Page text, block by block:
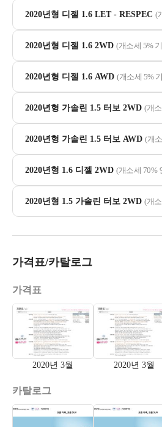
2020년형 디젤 1.6 LET - RESPEC (
2020년형 디젤 1.6 2WD (개소세 5%
2020년형 디젤 1.6 AWD (개소세 5%
2020년형 가솔린 1.5 터보 2WD (개
2020년형 가솔린 1.5 터보 AWD (개
2020년형 1.6 디젤 2WD (개소세 70%
2020년형 1.5 가솔린 터보 2WD (개
가격표/카탈로그
가격표
2020년 3월 2020년 3월
카탈로그